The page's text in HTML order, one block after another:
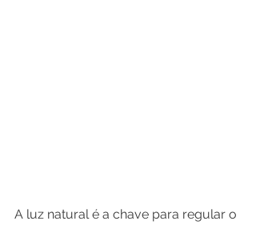
A luz natural é a chave para regular o